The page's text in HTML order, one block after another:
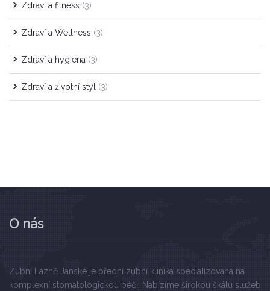
Zdraví a fitness (3)
Zdraví a Wellness (3)
Zdraví a hygiena (3)
Zdraví a životní styl (3)
O nás
Zubní Lázně Janské je přední zubní klinika specializovaná na
komplexní stomatologickou péči. Nabízíme širokou škálu služeb